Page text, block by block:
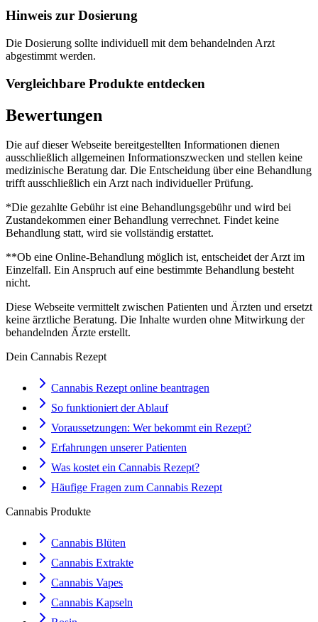
Hinweis zur Dosierung
Die Dosierung sollte individuell mit dem behandelnden Arzt
abgestimmt werden.
Vergleichbare Produkte entdecken
Bewertungen
Die auf dieser Webseite bereitgestellten Informationen dienen
ausschließlich allgemeinen Informationszwecken und stellen keine
medizinische Beratung dar. Die Entscheidung über eine Behandlung
trifft ausschließlich ein Arzt nach individueller Prüfung.
*Die gezahlte Gebühr ist eine Behandlungsgebühr und wird bei
Zustandekommen einer Behandlung verrechnet. Findet keine
Behandlung statt, wird sie vollständig erstattet.
**Ob eine Online-Behandlung möglich ist, entscheidet der Arzt im
Einzelfall. Ein Anspruch auf eine bestimmte Behandlung besteht
nicht.
Diese Webseite vermittelt zwischen Patienten und Ärzten und ersetzt
keine ärztliche Beratung. Die Inhalte wurden ohne Mitwirkung der
behandelnden Ärzte erstellt.
Dein Cannabis Rezept
Cannabis Rezept online beantragen
So funktioniert der Ablauf
Voraussetzungen: Wer bekommt ein Rezept?
Erfahrungen unserer Patienten
Was kostet ein Cannabis Rezept?
Häufige Fragen zum Cannabis Rezept
Cannabis Produkte
Cannabis Blüten
Cannabis Extrakte
Cannabis Vapes
Cannabis Kapseln